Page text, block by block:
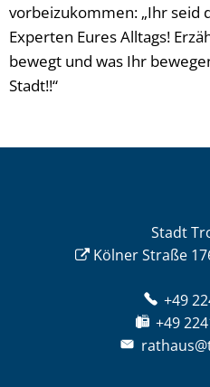
vorbeizukommen: „Ihr seid
Experten Eures Alltags!
bewegt und was Ihr
Stadt!!“
Stadt
Kölner Straße
+49
+49